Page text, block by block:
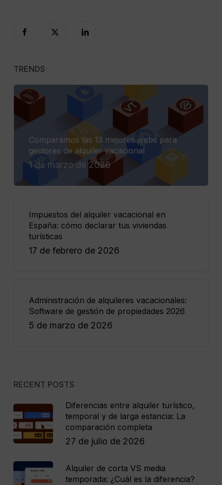
TRENDS
Comparamos las 13 mejores webs para
gestores de alquiler vacacional
1 de marzo de 2026
Impuestos del alquiler vacacional en
España: cómo declarar tus viviendas
turísticas
17 de febrero de 2026
Administración de alquileres vacacionales:
Software de gestión de propiedades 2026
5 de marzo de 2026
RECENT POSTS
Diferencias entre alquiler turístico,
temporal y de larga estancia: La
comparación completa
27 de julio de 2026
Alquiler de corta VS media
temporada: ¿Cuál es la diferencia?